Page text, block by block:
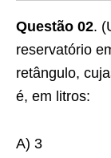
Questão 02.
reservatório
retângulo,
é, em litros:
A) 3